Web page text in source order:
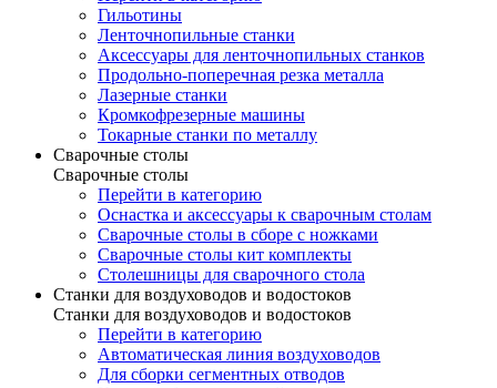
Гильотины
Ленточнопильные станки
Аксессуары для ленточнопильных станков
Продольно-поперечная резка металла
Лазерные станки
Кромкофрезерные машины
Токарные станки по металлу
Сварочные столы
Сварочные столы
Перейти в категорию
Оснастка и аксессуары к сварочным столам
Сварочные столы в сборе с ножками
Сварочные столы кит комплекты
Столешницы для сварочного стола
Станки для воздуховодов и водостоков
Станки для воздуховодов и водостоков
Перейти в категорию
Автоматическая линия воздуховодов
Для сборки сегментных отводов